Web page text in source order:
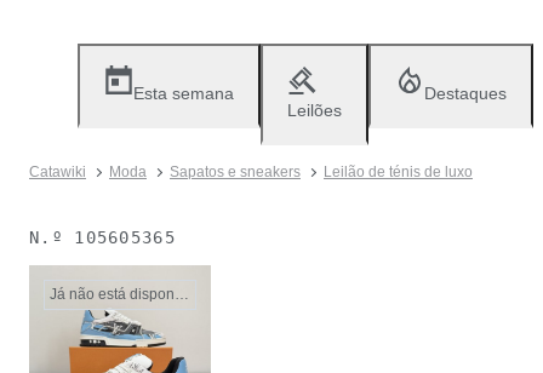
Esta semana
Leilões
Destaques
Catawiki Moda Sapatos e sneakers Leilão de ténis de luxo
N.º 105605365
Já não está disponível